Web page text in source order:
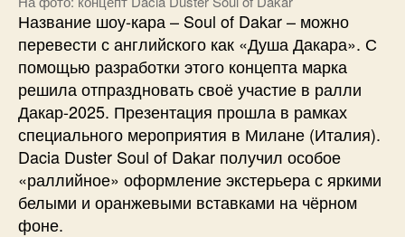
Название шоу-кара – Soul of Dakar – можно
перевести с английского как «Душа Дакара». С
помощью разработки этого концепта марка
решила отпраздновать своё участие в ралли
Дакар-2025. Презентация прошла в рамках
специального мероприятия в Милане (Италия).
Dacia Duster Soul of Dakar получил особое
«раллийное» оформление экстерьера с яркими
белыми и оранжевыми вставками на чёрном
фоне.